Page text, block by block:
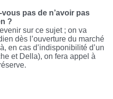
pas de n’avoir pas
?
sur ce sujet ; on va
dès l’ouverture du marché
en cas d’indisponibilité d’un
et Della), on fera appel à